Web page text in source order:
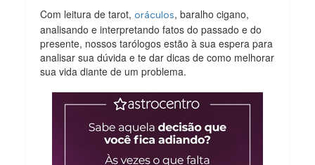
Com leitura de tarot,oráculos, baralho cigano,
analisando e interpretando fatos do passado e do
presente, nossos tarólogos estão à sua espera para
analisar sua dúvida e te dar dicas de como melhorar
sua vida diante de um problema.